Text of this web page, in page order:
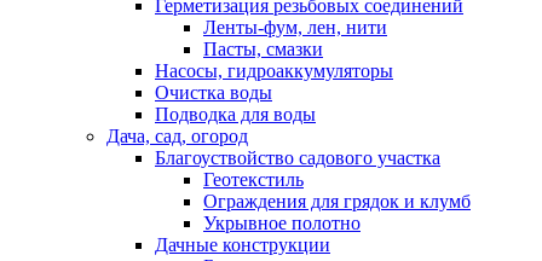
Герметизация резьбовых соединений
Ленты-фум, лен, нити
Пасты, смазки
Насосы, гидроаккумуляторы
Очистка воды
Подводка для воды
Дача, сад, огород
Благоуствойство садового участка
Геотекстиль
Ограждения для грядок и клумб
Укрывное полотно
Дачные конструкции